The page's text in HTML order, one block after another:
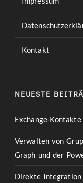
Kontakt
NEUESTE
Exchange-
Verwalten von
Graph und der
Direkte